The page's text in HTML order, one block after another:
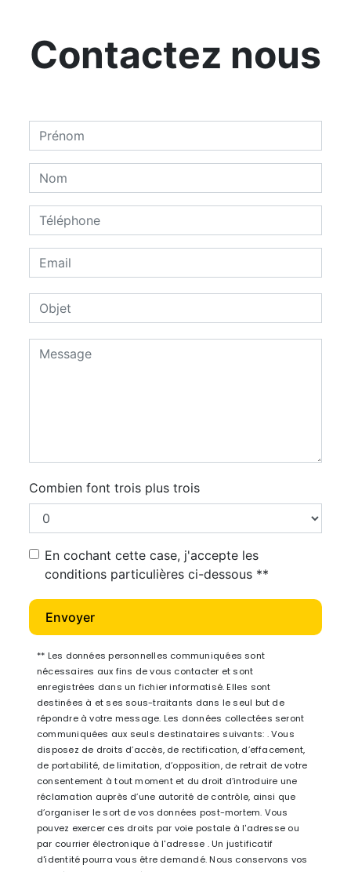
Contactez nous
Combien font trois plus trois
En cochant cette case, j'accepte les
conditions particulières ci-dessous **
Envoyer
** Les données personnelles communiquées sont
nécessaires aux fins de vous contacter et sont
enregistrées dans un fichier informatisé. Elles sont
destinées à et ses sous-traitants dans le seul but de
répondre à votre message. Les données collectées seront
communiquées aux seuls destinataires suivants: . Vous
disposez de droits d’accès, de rectification, d’effacement,
de portabilité, de limitation, d’opposition, de retrait de votre
consentement à tout moment et du droit d’introduire une
réclamation auprès d’une autorité de contrôle, ainsi que
d’organiser le sort de vos données post-mortem. Vous
pouvez exercer ces droits par voie postale à l'adresse ou
par courrier électronique à l'adresse . Un justificatif
d'identité pourra vous être demandé. Nous conservons vos